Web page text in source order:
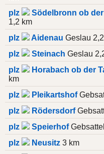
plz
Södelbronn ob
1,2 km
plz
Aidenau Geslau
plz
Steinach Geslau
plz
Horabach ob der
km
plz
Pleikartshof
plz
Rödersdorf
plz
Speierhof
plz
Neusitz 3 km